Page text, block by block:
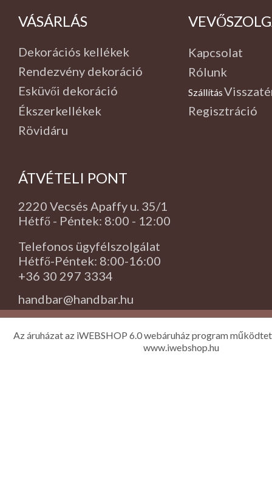
VÁSÁRLÁS
Dekorációs kellékek
Rendezvény dekoráció
Esküvői dekoráció
Ékszerkellékek
Rövidáru
Kapcsolat
Rólunk
Szállítás
Regisztráció
ÁTVÉTELI PONT
2220 Vecsés Apaffy u. 35/1
Hétfő - Péntek: 8:00 - 12:00
Telefonos ügyfélszolgálat
Hétfő-Péntek: 8:00-16:00
+36 30 297 3334
handbar@handbar.hu
Az áruházat az iWEBSHOP 6.0 webáruház program
www.iwebshop.hu